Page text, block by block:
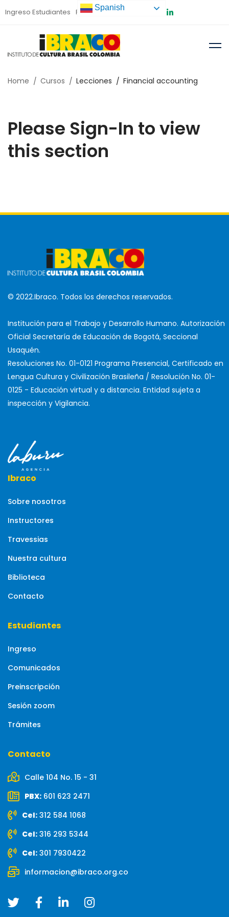
Ingreso Estudiantes Preinscripción
Home Cursos Lecciones Financial accounting
Please Sign-In to view
this section
© 2022.Ibraco. Todos los derechos reservados.
Institución para el Trabajo y Desarrollo Humano. Autorización
Oficial Secretaría de Educación de Bogotá, Seccional
Usaquén.
Resoluciones No. 01-0121 Programa Presencial, Certificado en
Lengua Cultura y Civilización Brasileña / Resolución No. 01-
0125 - Educación virtual y a distancia. Entidad sujeta a
inspección y Vigilancia.
Ibraco
Sobre nosotros
Instructores
Travessias
Nuestra cultura
Biblioteca
Contacto
Estudiantes
Ingreso
Comunicados
Preinscripción
Sesión zoom
Trámites
Contacto
Calle 104 No. 15 - 31
PBX: 601 623 2471
Cel: 312 584 1068
Cel: 316 293 5344
Cel: 301 7930422
informacion@ibraco.org.co
Spanish